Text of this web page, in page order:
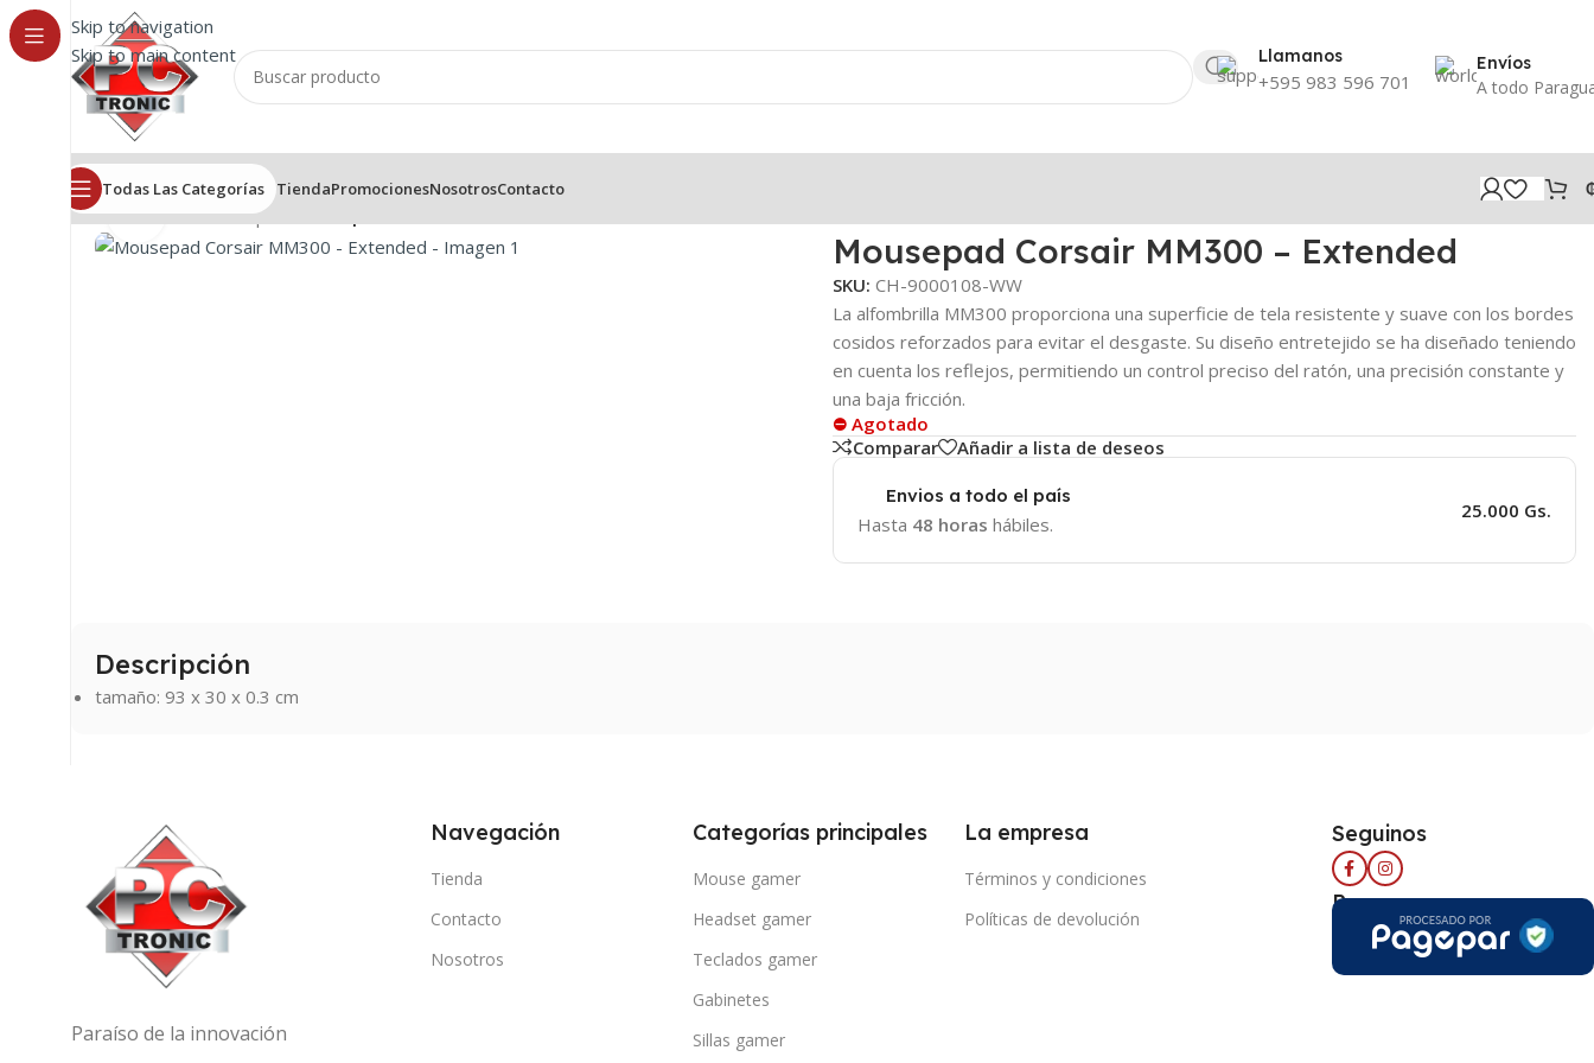
Skip to navigation
Skip to main content
Llamanos
+595 983 596 701
Envíos
A todo
Todas Las Categorías TiendaPromocionesNosotrosContacto
Inicio/Mouse/Mousepad
Click to enlarge
Mousepad Corsair MM300 – Extended
SKU: CH-9000108-WW
La alfombrilla MM300 proporciona una superficie de tela resistente y suave con los bordes
cosidos reforzados para evitar el desgaste. Su diseño entretejido se ha diseñado teniendo
en cuenta los reflejos, permitiendo un control preciso del ratón, una precisión constante y
una baja fricción.
⛔ Agotado
Comparar
Añadir a lista de deseos
Envios a todo el país
Hasta 48 horas hábiles.
25.000 Gs.
Descripción
tamaño: 93 x 30 x 0.3 cm
Paraíso de la innovación
Navegación
Tienda
Contacto
Nosotros
Categorías principales
Mouse gamer
Headset gamer
Teclados gamer
Gabinetes
Sillas gamer
La empresa
Términos y condiciones
Políticas de devolución
Seguinos
Pago seguro